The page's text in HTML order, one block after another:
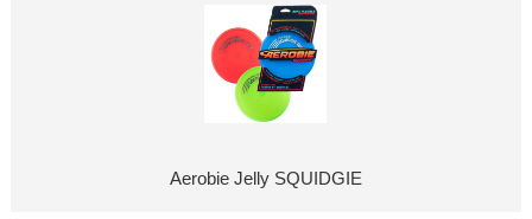
Aerobie Jelly SQUIDGIE